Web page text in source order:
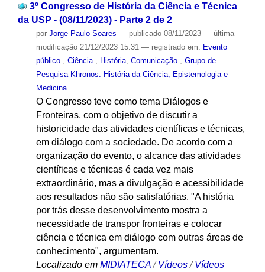
3º Congresso de História da Ciência e Técnica
da USP - (08/11/2023) - Parte 2 de 2
por Jorge Paulo Soares — publicado08/11/2023 — última
modificação21/12/2023 15:31 — registrado em: Evento
público
Ciência História, Comunicação
Grupo de
Pesquisa Khronos: História da Ciência, Epistemologia e
Medicina
O Congresso teve como tema Diálogos e
Fronteiras, com o objetivo de discutir a
historicidade das atividades científicas e técnicas,
em diálogo com a sociedade. De acordo com a
organização do evento, o alcance das atividades
científicas e técnicas é cada vez mais
extraordinário, mas a divulgação e acessibilidade
aos resultados não são satisfatórias. "A história
por trás desse desenvolvimento mostra a
necessidade de transpor fronteiras e colocar
ciência e técnica em diálogo com outras áreas de
conhecimento", argumentam.
Localizado em MIDIATECA /Vídeos /Vídeos